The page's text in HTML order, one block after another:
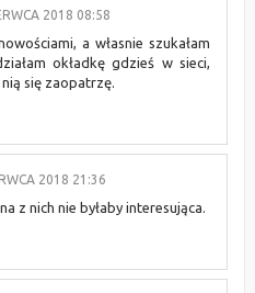
2018 08:58
a własnie szukałam
okładkę gdzieś w sieci,
nią się zaopatrzę.
2018 21:36
z nich nie byłaby interesująca.